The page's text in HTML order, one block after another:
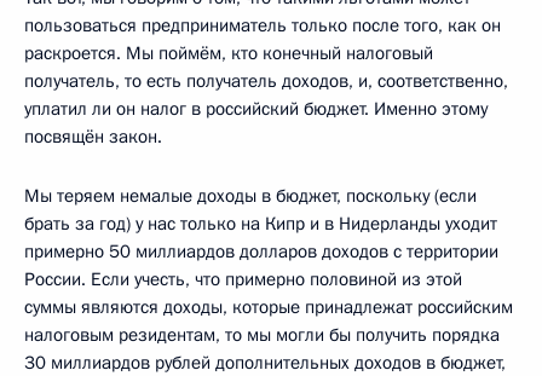
пользоваться предприниматель только после того, как он
раскроется. Мы поймём, кто конечный налоговый
получатель, то есть получатель доходов, и, соответственно,
уплатил ли он налог в российский бюджет. Именно этому
посвящён закон.
Мы теряем немалые доходы в бюджет, поскольку (если
брать за год) у нас только на Кипр и в Нидерланды уходит
примерно 50 миллиардов долларов доходов с территории
России. Если учесть, что примерно половиной из этой
суммы являются доходы, которые принадлежат российским
налоговым резидентам, то мы могли бы получить порядка
30 миллиардов рублей дополнительных доходов в бюджет,